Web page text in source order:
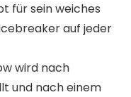
für sein weiches
auf jeder
wird nach
und nach einem